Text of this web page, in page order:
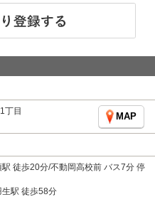
丁目
MAP
徒歩20分/不動岡高校前 バス7分 停
駅 徒歩58分